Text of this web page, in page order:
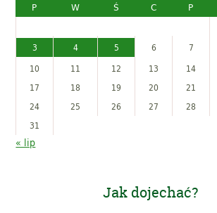
P
W Ś C P
3
4 5 6 7
10
11 12 13 14
17
18 19 20 21
24
25 26 27 28
31
« lip
Jak dojechać?